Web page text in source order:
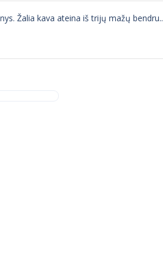
Žalia kava ateina iš trijų mažų bendru..